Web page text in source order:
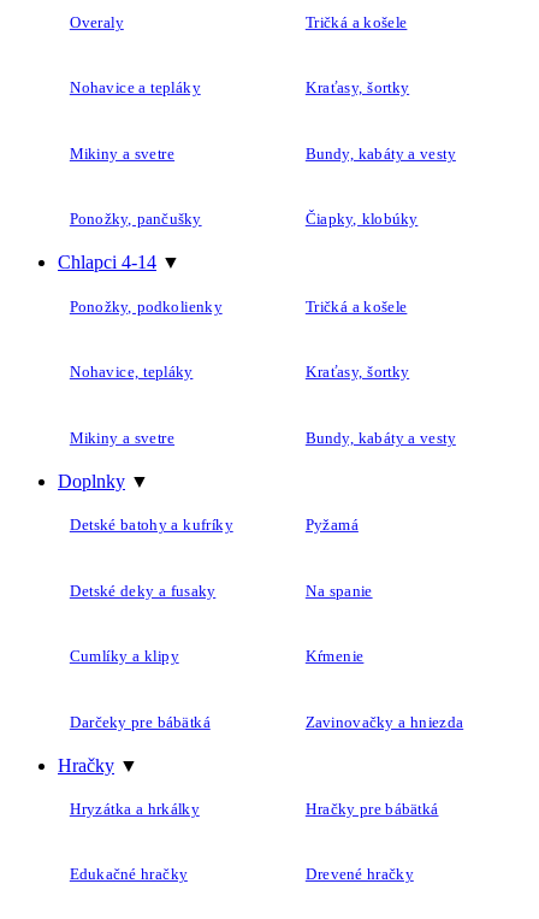
Overaly Tričká a košele
Nohavice a tepláky Kraťasy, šortky
Mikiny a svetre Bundy, kabáty a vesty
Ponožky, pančušky Čiapky, klobúky
Chlapci 4-14 ▼
Ponožky, podkolienky Tričká a košele
Nohavice, tepláky Kraťasy, šortky
Mikiny a svetre Bundy, kabáty a vesty
Doplnky ▼
Detské batohy a kufríky Pyžamá
Detské deky a fusaky Na spanie
Cumlíky a klipy Kŕmenie
Darčeky pre bábätká Zavinovačky a hniezda
Hračky ▼
Hryzátka a hrkálky Hračky pre bábätká
Edukačné hračky Drevené hračky